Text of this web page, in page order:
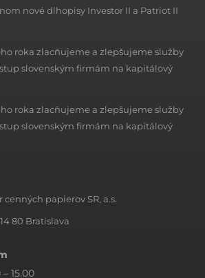
nové dlhopisy Investor II a Patriot II
roka zlacňujeme a zlepšujeme služby
slovenským firmám na kapitálový
roka zlacňujeme a zlepšujeme služby
slovenským firmám na kapitálový
papierov SR, a.s.
80 Bratislava
15.00